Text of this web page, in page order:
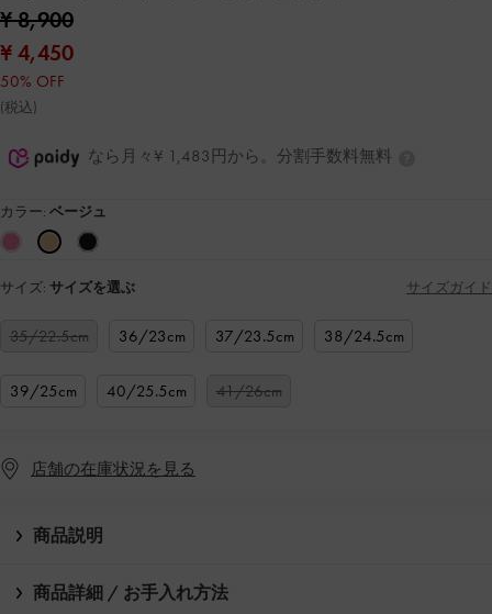
¥ 8,900
¥ 4,450
50% OFF
(税込)
なら月々¥ 1,483円から。分割手数料無料
カラー: ベージュ
サイズ: サイズを選ぶ サイズガイド
35/22.5cm 36/23cm 37/23.5cm 38/24.5cm
39/25cm 40/25.5cm 41/26cm
店舗の在庫状況を見る
商品説明
商品詳細 / お手入れ方法